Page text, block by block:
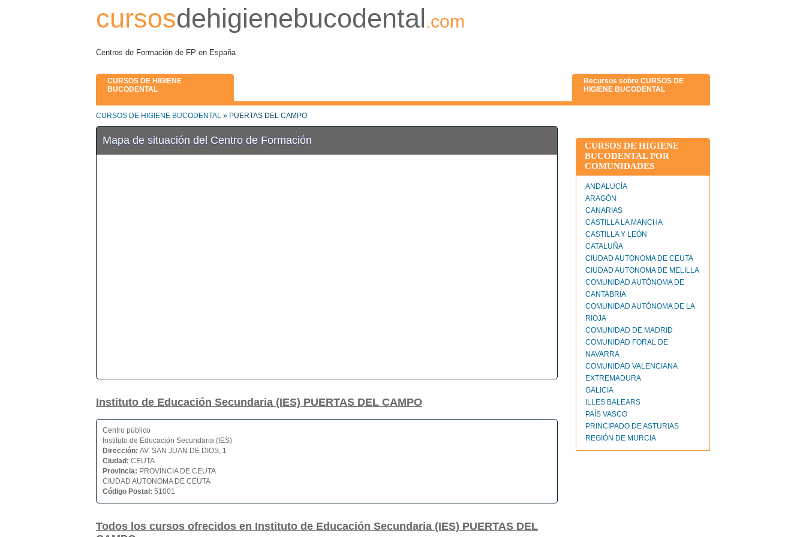
cursosdehigienebucodental.com
Centros de Formación de FP en España
CURSOS DE HIGIENE
BUCODENTAL
Recursos sobre CURSOS DE
HIGIENE BUCODENTAL
CURSOS DE HIGIENE BUCODENTAL » PUERTAS DEL CAMPO
Mapa de situación del Centro de Formación
Instituto de Educación Secundaria (IES) PUERTAS DEL CAMPO
Centro público
Instituto de Educación Secundaria (IES)
Dirección: AV. SAN JUAN DE DIOS, 1
Ciudad: CEUTA
Provincia: PROVINCIA DE CEUTA
CIUDAD AUTONOMA DE CEUTA
Código Postal: 51001
Todos los cursos ofrecidos en Instituto de Educación Secundaria (IES) PUERTAS DEL
CURSOS DE HIGIENE
BUCODENTAL POR
COMUNIDADES
ANDALUCÍA
ARAGÓN
CANARIAS
CASTILLA LA MANCHA
CASTILLA Y LEÓN
CATALUÑA
CIUDAD AUTONOMA DE CEUTA
CIUDAD AUTONOMA DE MELILLA
COMUNIDAD AUTÓNOMA DE
CANTABRIA
COMUNIDAD AUTÓNOMA DE LA
RIOJA
COMUNIDAD DE MADRID
COMUNIDAD FORAL DE
NAVARRA
COMUNIDAD VALENCIANA
EXTREMADURA
GALICIA
ILLES BALEARS
PAÍS VASCO
PRINCIPADO DE ASTURIAS
REGIÓN DE MURCIA